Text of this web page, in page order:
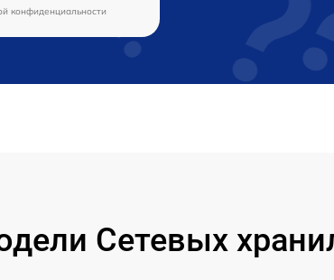
конфиденциальности
Сетевых